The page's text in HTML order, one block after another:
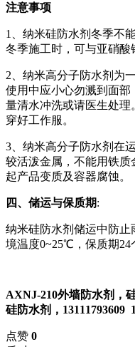
注意事项
1、纳米硅防水剂冬季不
冬季施工时，可与亚硝酸
2、纳米高分子防水剂为
使用中应小心勿溅到面
量清水冲洗或请医生处理
穿好工作服。
3、纳米高分子防水剂在
较活泼金属，不能用铁质
起产品变质及容器腐蚀。
四、储运与保质期:
纳米硅防水剂储运中防
境温度0~25℃，保质期24
AXNJ-210外墙防水剂，
硅防水剂， 13111793609
点赞 0